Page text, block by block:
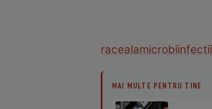
racealamicrobiinfectii
MAI MULTE PENTRU TINE